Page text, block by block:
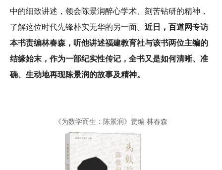
中的细致讲述，领会陈景润醉心学术、刻苦钻研的精神，
了解这位时代先锋朴实无华的另一面。 近日，百道网专访
本书责编林春森，听他讲述福建教育社与该书两位主编的
结缘始末，作为一部纪实性传记，全书又是如何清晰、准
确、生动地再现陈景润的故事及精神。
《为数学而生：陈景润》责编 林春森